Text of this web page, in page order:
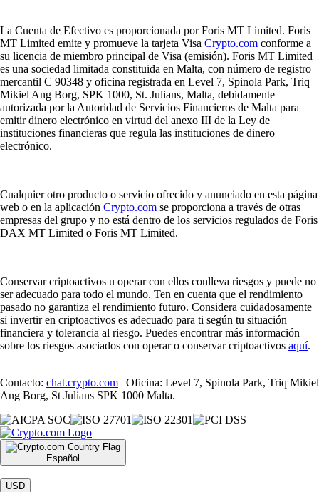
La Cuenta de Efectivo es proporcionada por Foris MT Limited. Foris
MT Limited emite y promueve la tarjeta Visa Crypto.com conforme a
su licencia de miembro principal de Visa (emisión). Foris MT Limited
es una sociedad limitada constituida en Malta, con número de registro
mercantil C 90348 y oficina registrada en Level 7, Spinola Park, Triq
Mikiel Ang Borg, SPK 1000, St. Julians, Malta, debidamente
autorizada por la Autoridad de Servicios Financieros de Malta para
emitir dinero electrónico en virtud del anexo III de la Ley de
instituciones financieras que regula las instituciones de dinero
electrónico.
Cualquier otro producto o servicio ofrecido y anunciado en esta página
web o en la aplicación Crypto.com se proporciona a través de otras
empresas del grupo y no está dentro de los servicios regulados de Foris
DAX MT Limited o Foris MT Limited.
Conservar criptoactivos u operar con ellos conlleva riesgos y puede no
ser adecuado para todo el mundo. Ten en cuenta que el rendimiento
pasado no garantiza el rendimiento futuro. Considera cuidadosamente
si invertir en criptoactivos es adecuado para ti según tu situación
financiera y tolerancia al riesgo. Puedes encontrar más información
sobre los riesgos asociados con operar o conservar criptoactivos aquí.
Contacto: chat.crypto.com | Oficina: Level 7, Spinola Park, Triq Mikiel
Ang Borg, St Julians SPK 1000 Malta.
Español
|
USD